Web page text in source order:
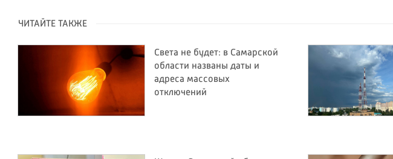
ЧИТАЙТЕ ТАКЖЕ
Света не будет: в Самарской
области названы даты и
адреса массовых
отключений